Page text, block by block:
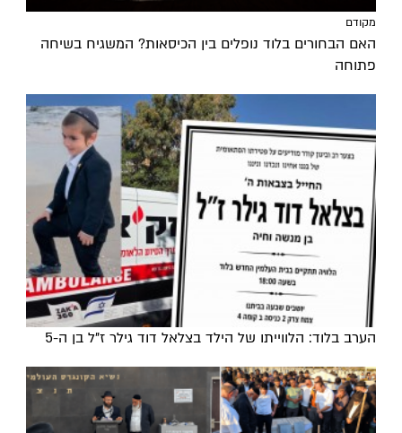
מקודם
האם הבחורים בלוד נופלים בין הכיסאות? המשגיח בשיחה
פתוחה
הערב בלוד: הלווייתו של הילד בצלאל דוד גילר ז"ל בן ה-5